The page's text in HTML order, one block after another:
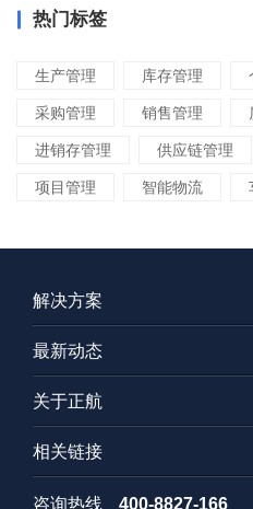
热门标签
生产管理 库存管理
采购管理 销售管理
进销存管理 供应链管理
项目管理 智能物流
解决方案
最新动态
关于正航
相关链接
咨询热线 400-8827-166